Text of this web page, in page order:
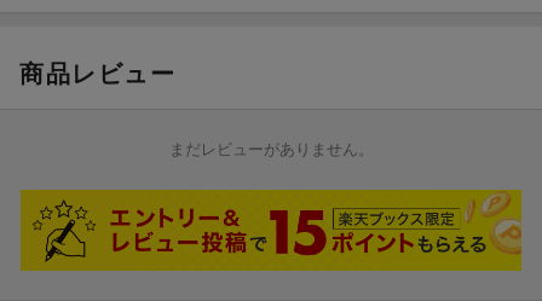
商品レビュー
まだレビューがありません。